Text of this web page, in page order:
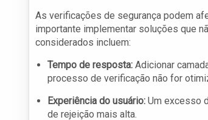
As verificações de segurança podem
importante implementar soluções que
considerados incluem:
Tempo de resposta: Adicionar
processo de verificação não for
Experiência do usuário: Um excesso
de rejeição mais alta.